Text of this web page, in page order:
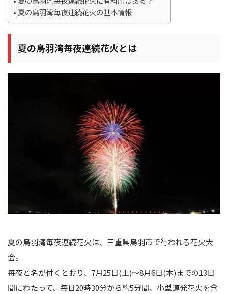
夏の鳥羽湾毎夜連続花火の基本情報
夏の鳥羽湾毎夜連続花火とは
夏の鳥羽湾毎夜連続花火は、三重県鳥羽市で行われる花火大
会。
毎夜と名が付くとおり、7月25日(土)～8月6日(木)までの13日
間にわたって、毎日20時30分から約5分間、小型連発花火を含